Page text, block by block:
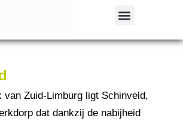
van Zuid-Limburg ligt Schinveld,
dat dankzij de nabijheid